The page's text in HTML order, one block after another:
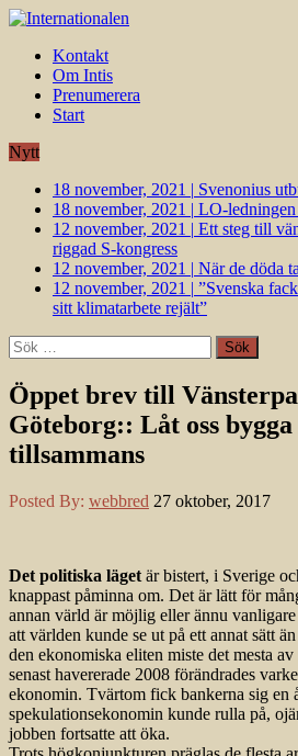
Kontakt
Om Intis
Prenumerera
Start
Nytt
18 november, 2021 | Svenonius
18 november, 2021 | LO-ledningen
12 november, 2021 | Ett steg till
riggad S-kongress
12 november, 2021 | När de döda
12 november, 2021 | ”Svenska
sitt klimatarbete rejält”
Sök
efter:
Öppet brev till
Göteborg:: Låt oss
tillsammans
Posted By: webbred 27 oktober, 2017
Det politiska läget är bistert, i Sverige
knappast påminna om. Det är lätt för
annan värld är möjlig eller ännu
att världen kunde se ut på ett annat sätt
den ekonomiska eliten miste det mesta
senast havererade 2008 förändrades
ekonomin. Tvärtom fick bankerna sig en
spekulationsekonomin kunde rulla på,
jobben fortsatte att öka.